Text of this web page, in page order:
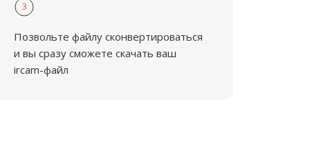
3
Позвольте файлу сконвертироваться
и вы сразу сможете скачать ваш
ircam-файл